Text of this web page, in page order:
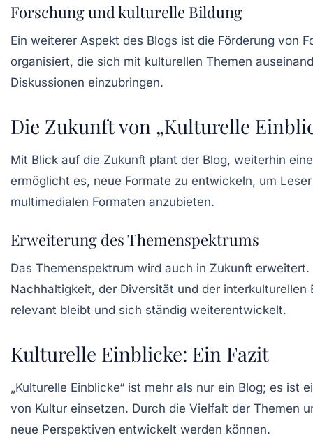
Forschung und kulturelle Bildung
Ein weiterer Aspekt des Blogs ist die Förderung von
organisiert, die sich mit kulturellen Themen
Diskussionen einzubringen.
Die Zukunft von „Kulturelle
Mit Blick auf die Zukunft plant der Blog, weiterhin
ermöglicht es, neue Formate zu entwickeln, um
multimedialen Formaten anzubieten.
Erweiterung des Themenspektrums
Das Themenspektrum wird auch in Zukunft
Nachhaltigkeit, der Diversität und der
relevant bleibt und sich ständig weiterentwickelt.
Kulturelle Einblicke: Ein Fazit
„Kulturelle Einblicke“ ist mehr als nur ein Blog; es
von Kultur einsetzen. Durch die Vielfalt der Themen
neue Perspektiven entwickelt werden können.